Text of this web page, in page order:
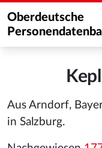
Oberdeutsche
Aus Arndorf,
in Salzburg.